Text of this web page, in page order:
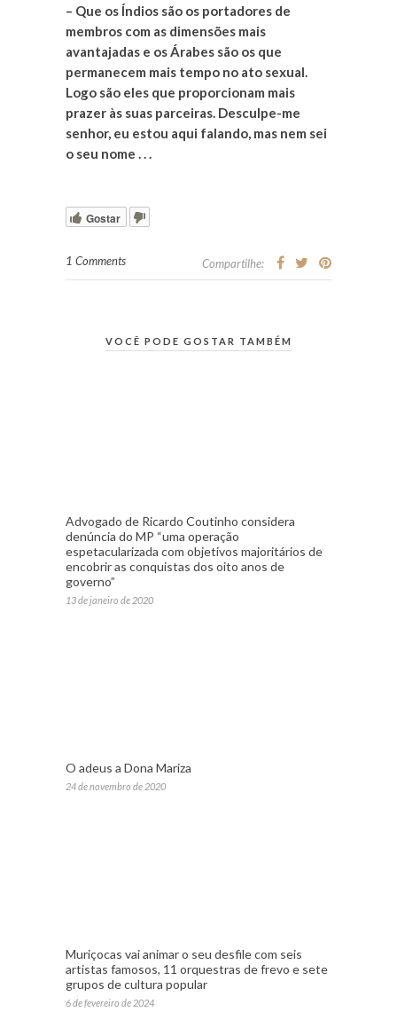
– Que os Índios são os portadores de
membros com as dimensões mais
avantajadas e os Árabes são os que
permanecem mais tempo no ato sexual.
Logo são eles que proporcionam mais
prazer às suas parceiras. Desculpe-me
senhor, eu estou aqui falando, mas nem sei
o seu nome . . .
Gostar
1 Comments Compartilhe:
VOCÊ PODE GOSTAR TAMBÉM
Advogado de Ricardo Coutinho considera
denúncia do MP “uma operação
espetacularizada com objetivos majoritários de
encobrir as conquistas dos oito anos de
governo”
13 de janeiro de 2020
O adeus a Dona Mariza
24 de novembro de 2020
Muriçocas vai animar o seu desfile com seis
artistas famosos, 11 orquestras de frevo e sete
grupos de cultura popular
6 de fevereiro de 2024